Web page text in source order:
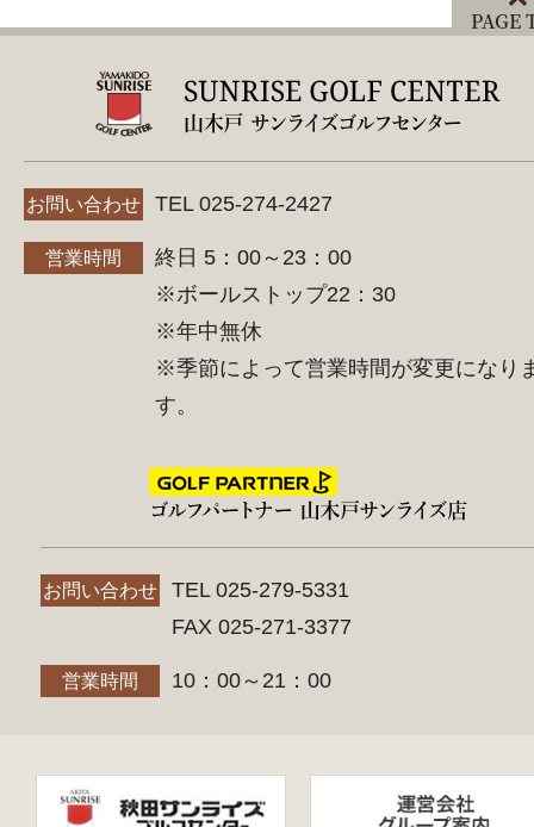
PAGE
お問い合わせ TEL 025-274-2427
営業時間
終日 5：00～23：00
※ボールストップ22：30
※年中無休
※季節によって営業時間が変更になり
す。
お問い合わせ
TEL 025-279-5331
FAX 025-271-3377
営業時間 10：00～21：00